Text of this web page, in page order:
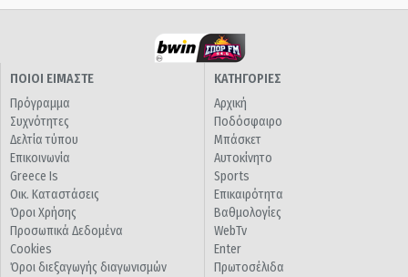
ΠΟΙΟΙ ΕΙΜΑΣΤΕ
Πρόγραμμα
Συχνότητες
Δελτία τύπου
Επικοινωνία
Greece Is
Οικ. Καταστάσεις
Όροι Χρήσης
Προσωπικά Δεδομένα
Cookies
Όροι διεξαγωγής διαγωνισμών
ΚΑΤΗΓΟΡΙΕΣ
Αρχική
Ποδόσφαιρο
Μπάσκετ
Αυτοκίνητο
Sports
Επικαιρότητα
Βαθμολογίες
WebTv
Enter
Πρωτοσέλιδα